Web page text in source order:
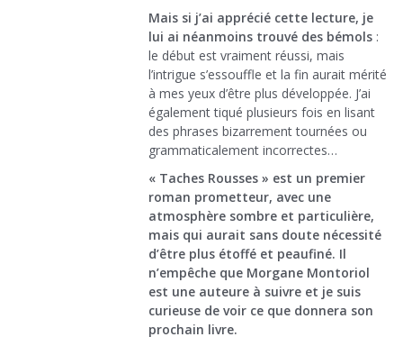
Mais si j’ai apprécié cette lecture, je
lui ai néanmoins trouvé des bémols :
le début est vraiment réussi, mais
l’intrigue s’essouffle et la fin aurait mérité
à mes yeux d’être plus développée. J’ai
également tiqué plusieurs fois en lisant
des phrases bizarrement tournées ou
grammaticalement incorrectes…
« Taches Rousses » est un premier
roman prometteur, avec une
atmosphère sombre et particulière,
mais qui aurait sans doute nécessité
d’être plus étoffé et peaufiné. Il
n’empêche que Morgane Montoriol
est une auteure à suivre et je suis
curieuse de voir ce que donnera son
prochain livre.